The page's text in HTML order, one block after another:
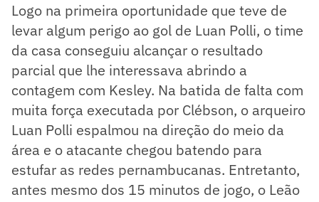
Logo na primeira oportunidade que teve de
levar algum perigo ao gol de Luan Polli, o time
da casa conseguiu alcançar o resultado
parcial que lhe interessava abrindo a
contagem com Kesley. Na batida de falta com
muita força executada por Clébson, o arqueiro
Luan Polli espalmou na direção do meio da
área e o atacante chegou batendo para
estufar as redes pernambucanas. Entretanto,
antes mesmo dos 15 minutos de jogo, o Leão